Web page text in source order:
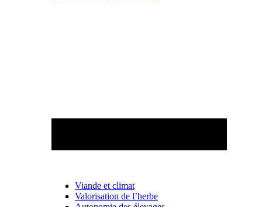
Viande et climat
Valorisation de l’herbe